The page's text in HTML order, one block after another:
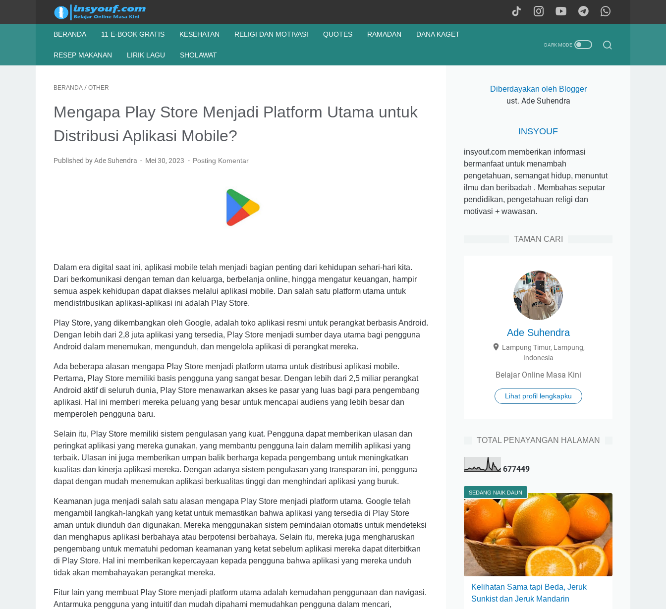
BERANDA 11 E-BOOK GRATIS KESEHATAN RELIGI DAN MOTIVASI QUOTES RAMADAN DANA KAGET
RESEP MAKANAN LIRIK LAGU SHOLAWAT
BERANDA / OTHER
Mengapa Play Store Menjadi Platform Utama untuk
Distribusi Aplikasi Mobile?
Published by Ade Suhendra Mei 30, 2023 Posting Komentar
Dalam era digital saat ini, aplikasi mobile telah menjadi bagian penting dari kehidupan sehari-hari kita.
Dari berkomunikasi dengan teman dan keluarga, berbelanja online, hingga mengatur keuangan, hampir
semua aspek kehidupan dapat diakses melalui aplikasi mobile. Dan salah satu platform utama untuk
mendistribusikan aplikasi-aplikasi ini adalah Play Store.
Play Store, yang dikembangkan oleh Google, adalah toko aplikasi resmi untuk perangkat berbasis Android.
Dengan lebih dari 2,8 juta aplikasi yang tersedia, Play Store menjadi sumber daya utama bagi pengguna
Android dalam menemukan, mengunduh, dan mengelola aplikasi di perangkat mereka.
Ada beberapa alasan mengapa Play Store menjadi platform utama untuk distribusi aplikasi mobile.
Pertama, Play Store memiliki basis pengguna yang sangat besar. Dengan lebih dari 2,5 miliar perangkat
Android aktif di seluruh dunia, Play Store menawarkan akses ke pasar yang luas bagi para pengembang
aplikasi. Hal ini memberi mereka peluang yang besar untuk mencapai audiens yang lebih besar dan
memperoleh pengguna baru.
Selain itu, Play Store memiliki sistem pengulasan yang kuat. Pengguna dapat memberikan ulasan dan
peringkat aplikasi yang mereka gunakan, yang membantu pengguna lain dalam memilih aplikasi yang
terbaik. Ulasan ini juga memberikan umpan balik berharga kepada pengembang untuk meningkatkan
kualitas dan kinerja aplikasi mereka. Dengan adanya sistem pengulasan yang transparan ini, pengguna
dapat dengan mudah menemukan aplikasi berkualitas tinggi dan menghindari aplikasi yang buruk.
Keamanan juga menjadi salah satu alasan mengapa Play Store menjadi platform utama. Google telah
mengambil langkah-langkah yang ketat untuk memastikan bahwa aplikasi yang tersedia di Play Store
aman untuk diunduh dan digunakan. Mereka menggunakan sistem pemindaian otomatis untuk mendeteksi
dan menghapus aplikasi berbahaya atau berpotensi berbahaya. Selain itu, mereka juga mengharuskan
pengembang untuk mematuhi pedoman keamanan yang ketat sebelum aplikasi mereka dapat diterbitkan
di Play Store. Hal ini memberikan kepercayaan kepada pengguna bahwa aplikasi yang mereka unduh
tidak akan membahayakan perangkat mereka.
Fitur lain yang membuat Play Store menjadi platform utama adalah kemudahan penggunaan dan navigasi.
Antarmuka pengguna yang intuitif dan mudah dipahami memudahkan pengguna dalam mencari,
Diberdayakan oleh Blogger
ust. Ade Suhendra
INSYOUF
insyouf.com memberikan informasi
bermanfaat untuk menambah
pengetahuan, semangat hidup, menuntut
ilmu dan beribadah . Membahas seputar
pendidikan, pengetahuan religi dan
motivasi + wawasan.
TAMAN CARI
Ade Suhendra
Lampung Timur, Lampung,
Indonesia
Belajar Online Masa Kini
Lihat profil lengkapku
TOTAL PENAYANGAN HALAMAN
677449
SEDANG NAIK DAUN
Kelihatan Sama tapi Beda, Jeruk
Sunkist dan Jeruk Mandarin